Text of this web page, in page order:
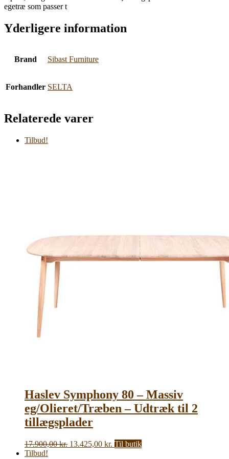
egetræ som passer t
Yderligere information
Brand Sibast Furniture
Forhandler SELTA
Relaterede varer
Tilbud!
Haslev Symphony 80 – Massiv
eg/Olieret/Træben – Udtræk til 2
tillægsplader
17.900,00kr. Den
13.425,00 kr. Den
Til butik
Tilbud!